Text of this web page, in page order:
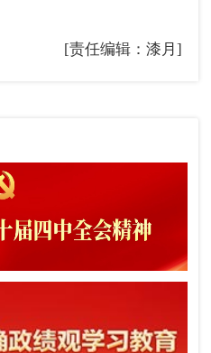
[责任编辑：漆月]